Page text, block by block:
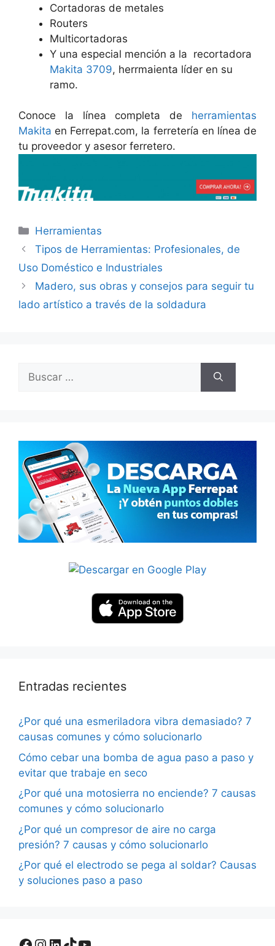
Cortadoras de metales
Routers
Multicortadoras
Y una especial mención a la recortadora
Makita 3709, herrmaienta líder en su
ramo.
Conoce la línea completa de herramientas
Makita en Ferrepat.com, la ferretería en línea de
tu proveedor y asesor ferretero.
Categorías
Herramientas
Tipos de Herramientas: Profesionales, de
Uso Doméstico e Industriales
Madero, sus obras y consejos para seguir tu
lado artístico a través de la soldadura
Entradas recientes
¿Por qué una esmeriladora vibra demasiado? 7
causas comunes y cómo solucionarlo
Cómo cebar una bomba de agua paso a paso y
evitar que trabaje en seco
¿Por qué una motosierra no enciende? 7 causas
comunes y cómo solucionarlo
¿Por qué un compresor de aire no carga
presión? 7 causas y cómo solucionarlo
¿Por qué el electrodo se pega al soldar? Causas
y soluciones paso a paso